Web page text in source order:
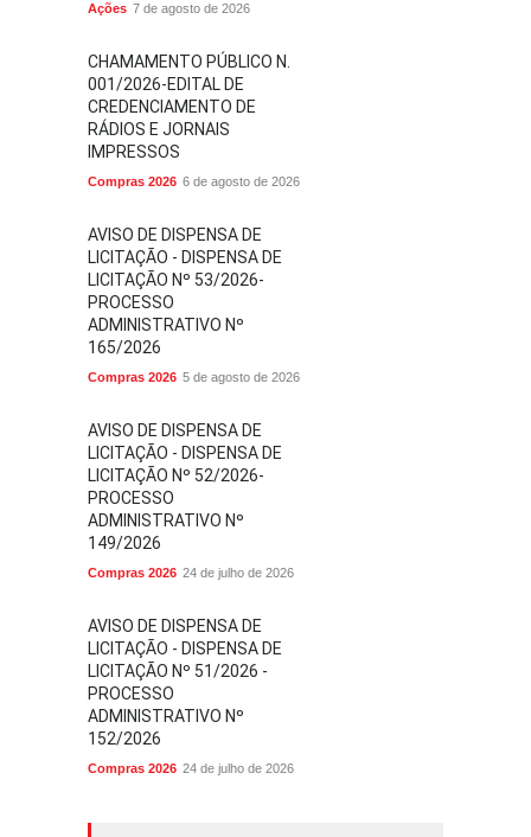
Ações 7 de agosto de 2026
CHAMAMENTO PÚBLICO N.
001/2026-EDITAL DE
CREDENCIAMENTO DE
RÁDIOS E JORNAIS
IMPRESSOS
Compras 2026 6 de agosto de 2026
AVISO DE DISPENSA DE
LICITAÇÃO - DISPENSA DE
LICITAÇÃO Nº 53/2026-
PROCESSO
ADMINISTRATIVO Nº
165/2026
Compras 2026 5 de agosto de 2026
AVISO DE DISPENSA DE
LICITAÇÃO - DISPENSA DE
LICITAÇÃO Nº 52/2026-
PROCESSO
ADMINISTRATIVO Nº
149/2026
Compras 2026 24 de julho de 2026
AVISO DE DISPENSA DE
LICITAÇÃO - DISPENSA DE
LICITAÇÃO Nº 51/2026 -
PROCESSO
ADMINISTRATIVO Nº
152/2026
Compras 2026 24 de julho de 2026